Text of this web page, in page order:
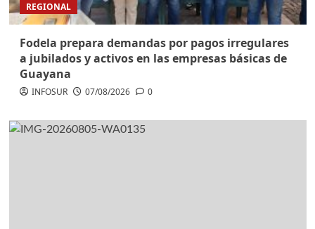
REGIONAL
Fodela prepara demandas por pagos irregulares
a jubilados y activos en las empresas básicas de
Guayana
INFOSUR 07/08/2026 0